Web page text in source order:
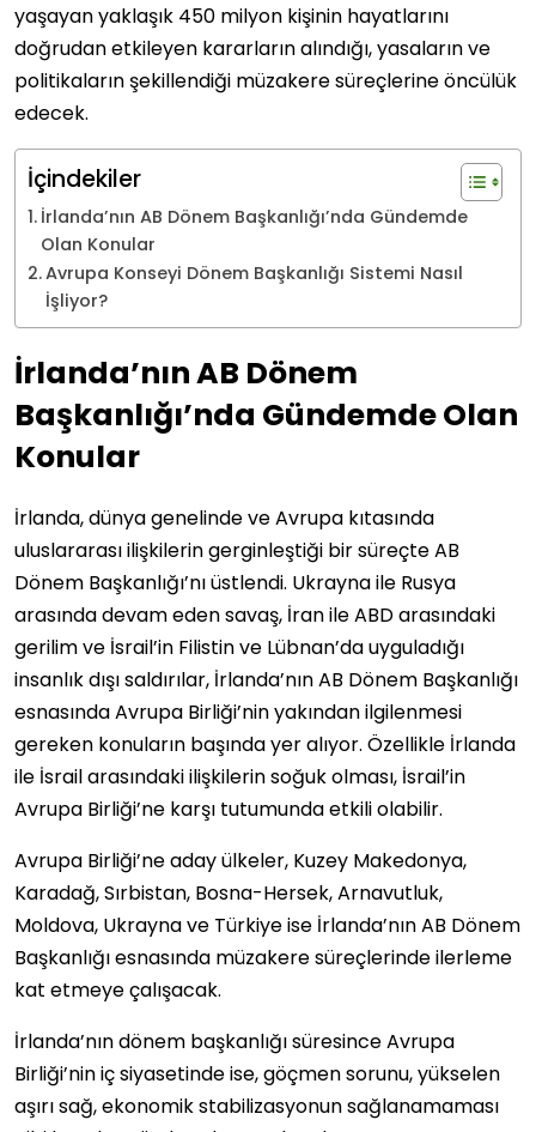
yaşayan yaklaşık 450 milyon kişinin hayatlarını
doğrudan etkileyen kararların alındığı, yasaların ve
politikaların şekillendiği müzakere süreçlerine öncülük
edecek.
İçindekiler
İrlanda’nın AB Dönem Başkanlığı’nda Gündemde
Olan Konular
Avrupa Konseyi Dönem Başkanlığı Sistemi Nasıl
İşliyor?
İrlanda’nın AB Dönem
Başkanlığı’nda Gündemde Olan
Konular
İrlanda, dünya genelinde ve Avrupa kıtasında
uluslararası ilişkilerin gerginleştiği bir süreçte AB
Dönem Başkanlığı’nı üstlendi. Ukrayna ile Rusya
arasında devam eden savaş, İran ile ABD arasındaki
gerilim ve İsrail’in Filistin ve Lübnan’da uyguladığı
insanlık dışı saldırılar, İrlanda’nın AB Dönem Başkanlığı
esnasında Avrupa Birliği’nin yakından ilgilenmesi
gereken konuların başında yer alıyor. Özellikle İrlanda
ile İsrail arasındaki ilişkilerin soğuk olması, İsrail’in
Avrupa Birliği’ne karşı tutumunda etkili olabilir.
Avrupa Birliği’ne aday ülkeler, Kuzey Makedonya,
Karadağ, Sırbistan, Bosna-Hersek, Arnavutluk,
Moldova, Ukrayna ve Türkiye ise İrlanda’nın AB Dönem
Başkanlığı esnasında müzakere süreçlerinde ilerleme
kat etmeye çalışacak.
İrlanda’nın dönem başkanlığı süresince Avrupa
Birliği’nin iç siyasetinde ise, göçmen sorunu, yükselen
aşırı sağ, ekonomik stabilizasyonun sağlanamaması